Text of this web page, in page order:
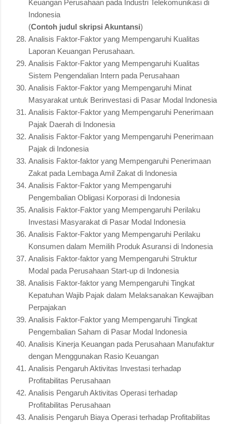
Keuangan Perusahaan pada Industri Telekomunikasi di
Indonesia
(Contoh judul skripsi Akuntansi)
Analisis Faktor-Faktor yang Mempengaruhi Kualitas
Laporan Keuangan Perusahaan.
Analisis Faktor-Faktor yang Mempengaruhi Kualitas
Sistem Pengendalian Intern pada Perusahaan
Analisis Faktor-Faktor yang Mempengaruhi Minat
Masyarakat untuk Berinvestasi di Pasar Modal Indonesia
Analisis Faktor-Faktor yang Mempengaruhi Penerimaan
Pajak Daerah di Indonesia
Analisis Faktor-Faktor yang Mempengaruhi Penerimaan
Pajak di Indonesia
Analisis Faktor-faktor yang Mempengaruhi Penerimaan
Zakat pada Lembaga Amil Zakat di Indonesia
Analisis Faktor-Faktor yang Mempengaruhi
Pengembalian Obligasi Korporasi di Indonesia
Analisis Faktor-Faktor yang Mempengaruhi Perilaku
Investasi Masyarakat di Pasar Modal Indonesia
Analisis Faktor-Faktor yang Mempengaruhi Perilaku
Konsumen dalam Memilih Produk Asuransi di Indonesia
Analisis Faktor-faktor yang Mempengaruhi Struktur
Modal pada Perusahaan Start-up di Indonesia
Analisis Faktor-faktor yang Mempengaruhi Tingkat
Kepatuhan Wajib Pajak dalam Melaksanakan Kewajiban
Perpajakan
Analisis Faktor-Faktor yang Mempengaruhi Tingkat
Pengembalian Saham di Pasar Modal Indonesia
Analisis Kinerja Keuangan pada Perusahaan Manufaktur
dengan Menggunakan Rasio Keuangan
Analisis Pengaruh Aktivitas Investasi terhadap
Profitabilitas Perusahaan
Analisis Pengaruh Aktivitas Operasi terhadap
Profitabilitas Perusahaan
Analisis Pengaruh Biaya Operasi terhadap Profitabilitas